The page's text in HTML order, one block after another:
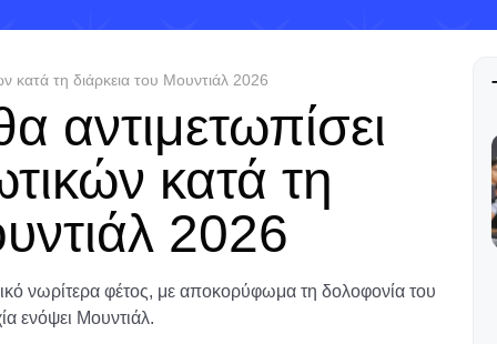
κατά τη διάρκεια του Μουντιάλ 2026
αντιμετωπίσει
κατά τη
2026
νωρίτερα φέτος, με αποκορύφωμα τη δολοφονία του
ενόψει Μουντιάλ.